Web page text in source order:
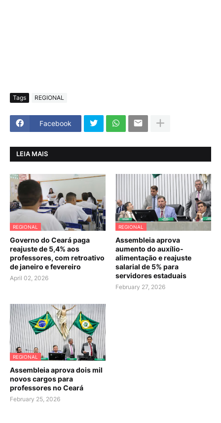
Tags REGIONAL
Facebook
LEIA MAIS
REGIONAL
Governo do Ceará paga
reajuste de 5,4% aos
professores, com retroativo
de janeiro e fevereiro
April 02, 2026
REGIONAL
Assembleia aprova
aumento do auxílio-
alimentação e reajuste
salarial de 5% para
servidores estaduais
February 27, 2026
REGIONAL
Assembleia aprova dois mil
novos cargos para
professores no Ceará
February 25, 2026